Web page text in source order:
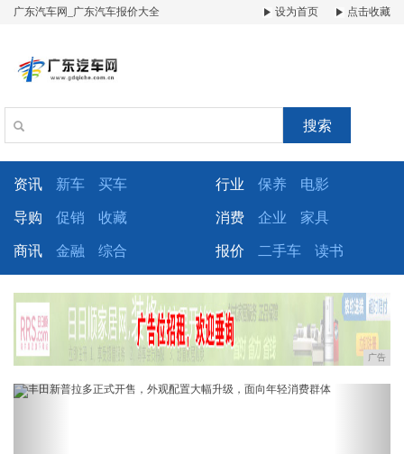
广东汽车网_广东汽车报价大全 设为首页 点击收藏
搜索
资讯 新车 买车 行业 保养 电影
导购 促销 收藏 消费 企业 家具
商讯 金融 综合 报价 二手车 读书
广告
Previous